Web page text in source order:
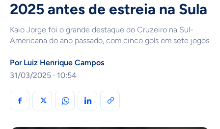
2025 antes de estreia na Sula
Kaio Jorge foi o grande destaque do Cruzeiro na Sul-
Americana do ano passado, com cinco gols em sete jogos
Por Luiz Henrique Campos
31/03/2025 · 10:54